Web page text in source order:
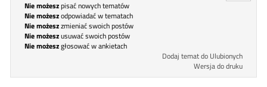
Nie możeszpisać nowych tematów
Nie możeszodpowiadać w tematach
Nie możeszzmieniać swoich postów
Nie możeszusuwać swoich postów
Nie możeszgłosować w ankietach
Dodaj temat do Ulubionych
Wersja do druku